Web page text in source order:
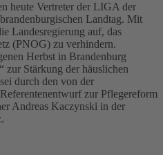
heute Vertreter der LIGA der
Landtag. Mit
Landesregierung auf, das
(PNOG) zu verhindern.
Herbst in Brandenburg
zur Stärkung der häuslichen
durch den von der
zur Pflegereform
Andreas Kaczynski in der